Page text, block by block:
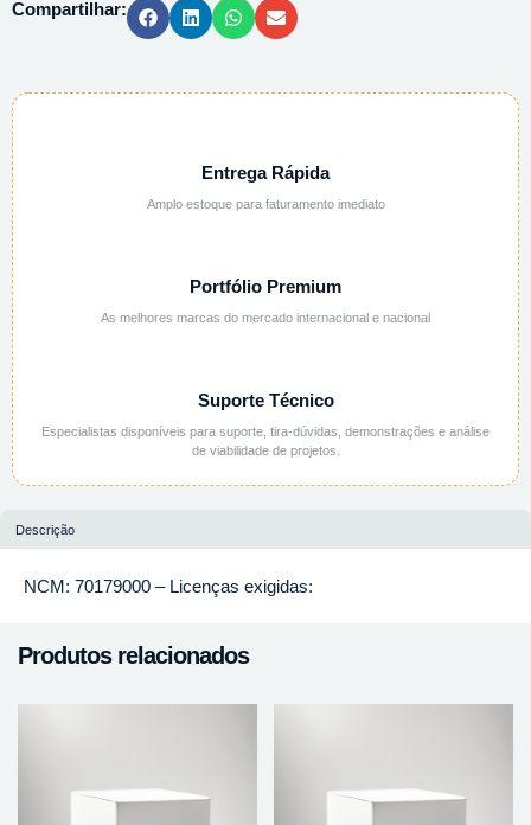
quantidade
Compartilhar:
Entrega Rápida
Amplo estoque para faturamento imediato
Portfólio Premium
As melhores marcas do mercado internacional e nacional
Suporte Técnico
Especialistas disponíveis para suporte, tira-dúvidas, demonstrações e análise
de viabilidade de projetos.
Descrição
NCM: 70179000 – Licenças exigidas:
Produtos relacionados